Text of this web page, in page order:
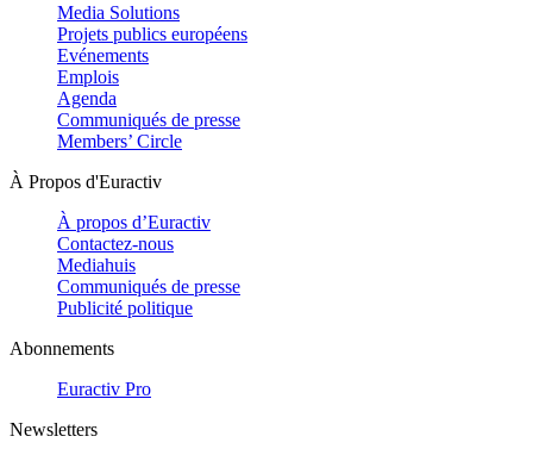
Media Solutions
Projets publics européens
Evénements
Emplois
Agenda
Communiqués de presse
Members’ Circle
À Propos d'Euractiv
À propos d’Euractiv
Contactez-nous
Mediahuis
Communiqués de presse
Publicité politique
Abonnements
Euractiv Pro
Newsletters